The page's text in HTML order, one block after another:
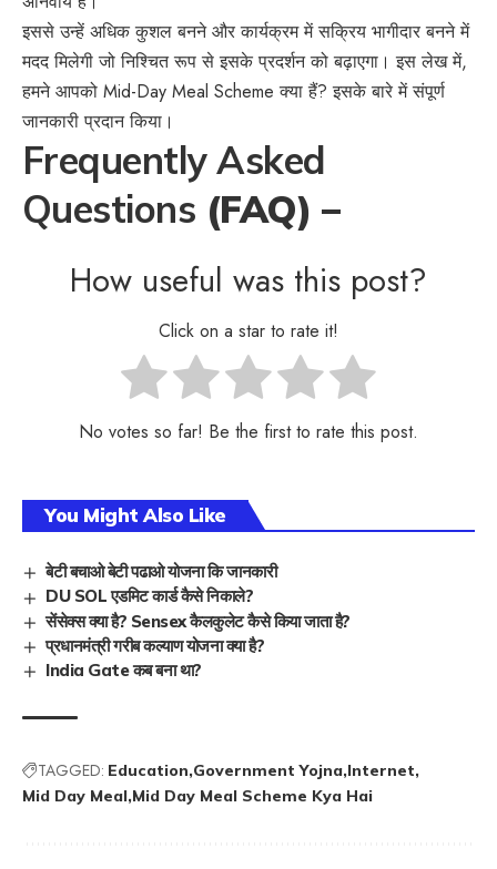
इससे उन्हें अधिक कुशल बनने और कार्यक्रम में सक्रिय भागीदार बनने में
मदद मिलेगी जो निश्चित रूप से इसके प्रदर्शन को बढ़ाएगा। इस लेख में,
हमने आपको Mid-Day Meal Scheme क्या हैं? इसके बारे में संपूर्ण
जानकारी प्रदान किया।
Frequently Asked
Questions (FAQ) –
How useful was this post?
Click on a star to rate it!
No votes so far! Be the first to rate this post.
You Might Also Like
बेटी बचाओ बेटी पढाओ योजना कि जानकारी
DU SOL एडमिट कार्ड कैसे निकाले?
सेंसेक्स क्या है? Sensex कैलकुलेट कैसे किया जाता है?
प्रधानमंत्री गरीब कल्याण योजना क्या है?
India Gate कब बना था?
TAGGED: Education Government Yojna Internet
Mid Day Meal Mid Day Meal Scheme Kya Hai